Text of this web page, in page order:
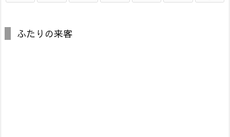
ふたりの来客